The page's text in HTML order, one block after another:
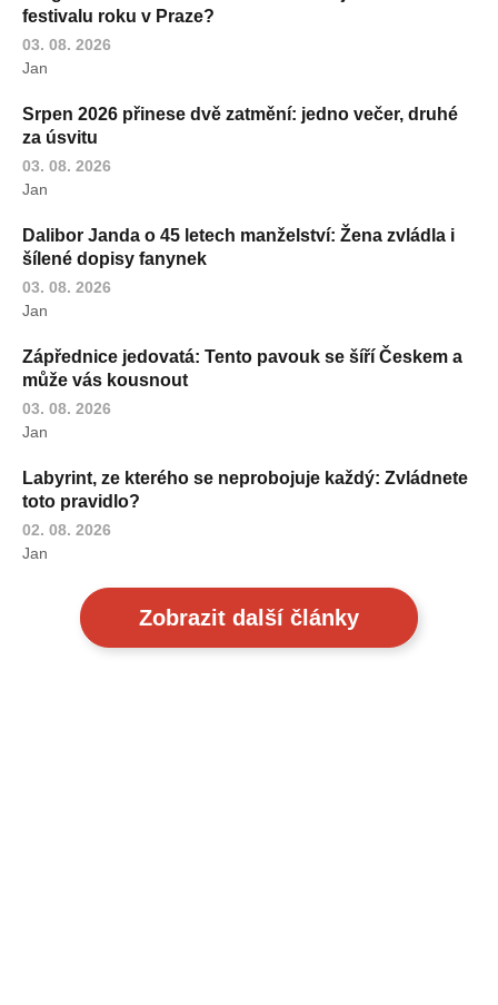
festivalu roku v Praze?
03. 08. 2026
Jan
Srpen 2026 přinese dvě zatmění: jedno večer, druhé
za úsvitu
03. 08. 2026
Jan
Dalibor Janda o 45 letech manželství: Žena zvládla i
šílené dopisy fanynek
03. 08. 2026
Jan
Zápřednice jedovatá: Tento pavouk se šíří Českem a
může vás kousnout
03. 08. 2026
Jan
Labyrint, ze kterého se neprobojuje každý: Zvládnete
toto pravidlo?
02. 08. 2026
Jan
Zobrazit další články